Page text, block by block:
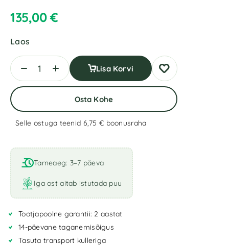
135,00€
Laos
Lisa Korvi
Osta Kohe
Selle ostuga teenid 6,75 € boonusraha
l
t
e
r
n
t
i
Tarneaeg: 3–7 päeva
Iga ost aitab istutada puu
Tootjapoolne garantii: 2 aastat
14-päevane taganemisõigus
Tasuta transport kulleriga